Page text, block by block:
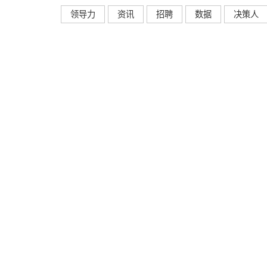
领导力 资讯 招聘 数据 决策人